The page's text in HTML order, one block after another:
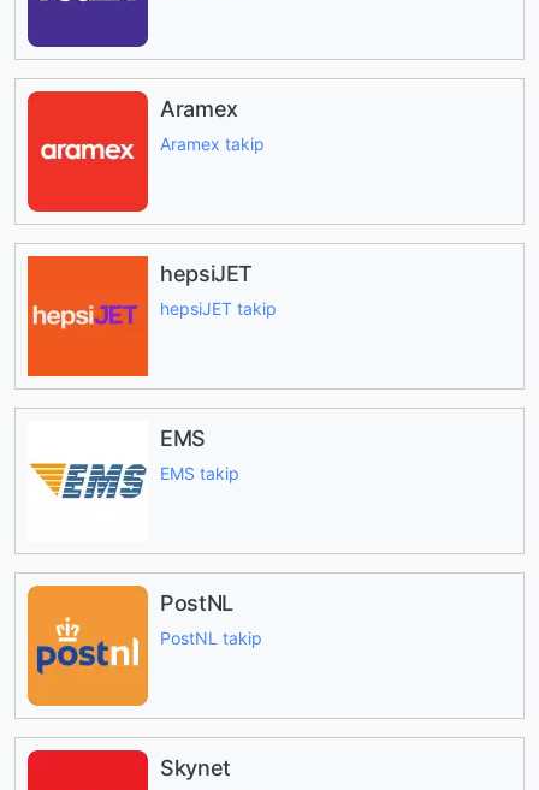
Aramex
Aramex takip
hepsiJET
hepsiJET takip
EMS
EMS takip
PostNL
PostNL takip
Skynet